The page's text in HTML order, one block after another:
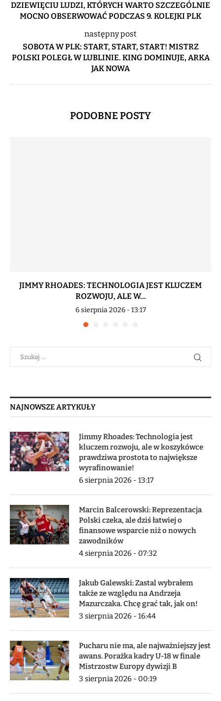
DZIEWIĘCIU LUDZI, KTÓRYCH WARTO SZCZEGÓLNIE
MOCNO OBSERWOWAĆ PODCZAS 9. KOLEJKI PLK
następny post
SOBOTA W PLK: START, START, START! MISTRZ
POLSKI POLEGŁ W LUBLINIE. KING DOMINUJE, ARKA
JAK NOWA
PODOBNE POSTY
JIMMY RHOADES: TECHNOLOGIA JEST KLUCZEM
ROZWOJU, ALE W...
6 sierpnia 2026 - 13:17
NAJNOWSZE ARTYKUŁY
Jimmy Rhoades: Technologia jest
kluczem rozwoju, ale w koszykówce
prawdziwa prostota to największe
wyrafinowanie!
6 sierpnia 2026 - 13:17
Marcin Balcerowski: Reprezentacja
Polski czeka, ale dziś łatwiej o
finansowe wsparcie niż o nowych
zawodników
4 sierpnia 2026 - 07:32
Jakub Galewski: Zastal wybrałem
także ze względu na Andrzeja
Mazurczaka. Chcę grać tak, jak on!
3 sierpnia 2026 - 16:44
Pucharu nie ma, ale najważniejszy jest
awans. Porażka kadry U-18 w finale
Mistrzostw Europy dywizji B
3 sierpnia 2026 - 00:19